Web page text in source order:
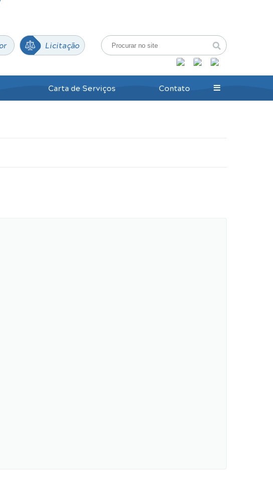
Licitação
Carta de Serviços Contato